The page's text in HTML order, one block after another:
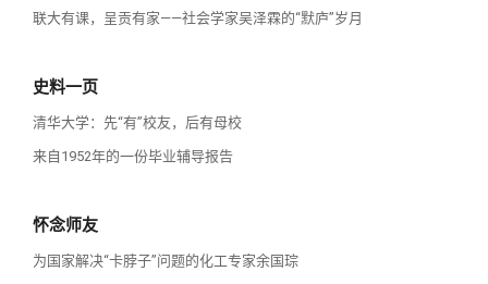
联大有课，呈贡有家——社会学家吴泽霖的“默庐”岁月
史料一页
清华大学：先“有”校友，后有母校
来自1952年的一份毕业辅导报告
怀念师友
为国家解决“卡脖子”问题的化工专家余国琮